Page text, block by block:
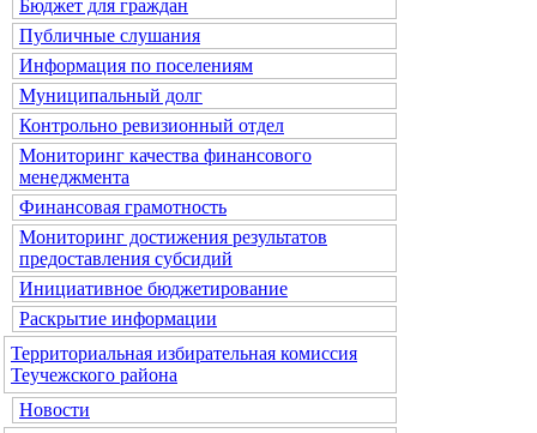
Бюджет для граждан
Публичные слушания
Информация по поселениям
Муниципальный долг
Контрольно ревизионный отдел
Мониторинг качества финансового
менеджмента
Финансовая грамотность
Мониторинг достижения результатов
предоставления субсидий
Инициативное бюджетирование
Раскрытие информации
Территориальная избирательная комиссия
Теучежского района
Новости